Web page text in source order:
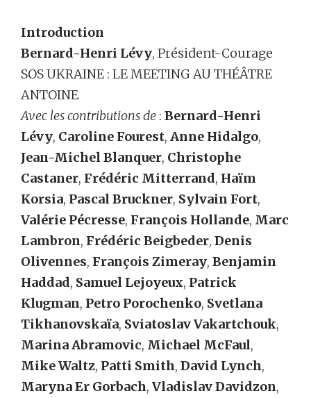
Introduction
Bernard-Henri Lévy, Président-Courage
SOS UKRAINE : LE MEETING AU THÉÂTRE
ANTOINE
Avec les contributions de : Bernard-Henri
Lévy, Caroline Fourest, Anne Hidalgo,
Jean-Michel Blanquer, Christophe
Castaner, Frédéric Mitterrand, Haïm
Korsia, Pascal Bruckner, Sylvain Fort,
Valérie Pécresse, François Hollande, Marc
Lambron, Frédéric Beigbeder, Denis
Olivennes, François Zimeray, Benjamin
Haddad, Samuel Lejoyeux, Patrick
Klugman, Petro Porochenko, Svetlana
Tikhanovskaïa, Sviatoslav Vakartchouk,
Marina Abramovic, Michael McFaul,
Mike Waltz, Patti Smith, David Lynch,
Maryna Er Gorbach, Vladislav Davidzon,